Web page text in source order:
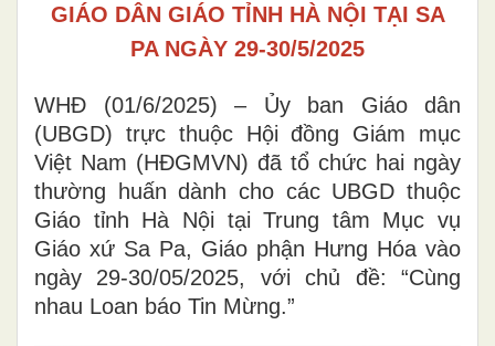
GIÁO DÂN GIÁO TỈNH HÀ NỘI TẠI SA
PA NGÀY 29-30/5/2025
WHĐ (01/6/2025) – Ủy ban Giáo dân
(UBGD) trực thuộc Hội đồng Giám mục
Việt Nam (HĐGMVN) đã tổ chức hai ngày
thường huấn dành cho các UBGD thuộc
Giáo tỉnh Hà Nội tại Trung tâm Mục vụ
Giáo xứ Sa Pa, Giáo phận Hưng Hóa vào
ngày 29-30/05/2025, với chủ đề: “Cùng
nhau Loan báo Tin Mừng.”